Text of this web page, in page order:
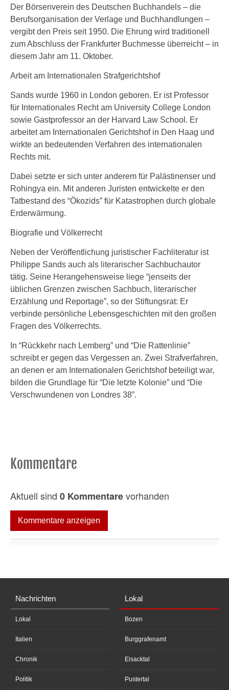
Der Börsenverein des Deutschen Buchhandels – die
Berufsorganisation der Verlage und Buchhandlungen –
vergibt den Preis seit 1950. Die Ehrung wird traditionell
zum Abschluss der Frankfurter Buchmesse überreicht – in
diesem Jahr am 11. Oktober.
Arbeit am Internationalen Strafgerichtshof
Sands wurde 1960 in London geboren. Er ist Professor
für Internationales Recht am University College London
sowie Gastprofessor an der Harvard Law School. Er
arbeitet am Internationalen Gerichtshof in Den Haag und
wirkte an bedeutenden Verfahren des internationalen
Rechts mit.
Dabei setzte er sich unter anderem für Palästinenser und
Rohingya ein. Mit anderen Juristen entwickelte er den
Tatbestand des “Ökozids” für Katastrophen durch globale
Erderwärmung.
Biografie und Völkerrecht
Neben der Veröffentlichung juristischer Fachliteratur ist
Philippe Sands auch als literarischer Sachbuchautor
tätig. Seine Herangehensweise liege “jenseits der
üblichen Grenzen zwischen Sachbuch, literarischer
Erzählung und Reportage”, so der Stiftungsrat: Er
verbinde persönliche Lebensgeschichten mit den großen
Fragen des Völkerrechts.
In “Rückkehr nach Lemberg” und “Die Rattenlinie”
schreibt er gegen das Vergessen an. Zwei Strafverfahren,
an denen er am Internationalen Gerichtshof beteiligt war,
bilden die Grundlage für “Die letzte Kolonie” und “Die
Verschwundenen von Londres 38”.
Kommentare
Aktuell sind 0 Kommentarevorhanden
Kommentare anzeigen
Nachrichten
Lokal
Italien
Chronik
Politik
Lokal
Bozen
Burggrafenamt
Eisacktal
Pustertal